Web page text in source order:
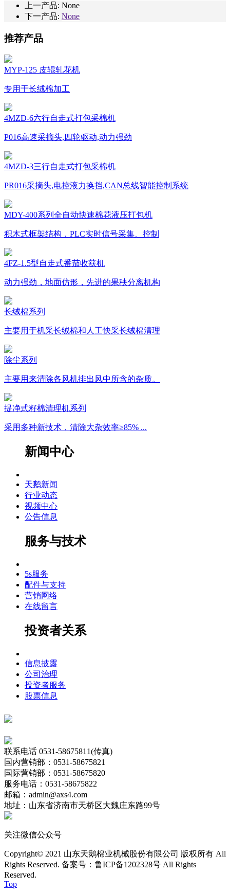
上一产品: None
下一产品: None
推荐产品
MYP-125 皮辊轧花机
专用于长绒棉加工
4MZD-6六行自走式打包采棉机
P016高速采摘头,四轮驱动,动力强劲
4MZD-3三行自走式打包采棉机
PR016采摘头,电控液力换挡,CAN总线智能控制系统
MDY-400系列全自动快速棉花液压打包机
积木式框架结构，PLC实时信号采集、控制
4FZ-1.5型自走式番茄收获机
动力强劲，地面仿形，先进的果秧分离机构
长绒棉系列
主要用于机采长绒棉和人工快采长绒棉清理
除尘系列
主要用来清除各风机排出风中所含的杂质。
提净式籽棉清理机系列
采用多种新技术，清除大杂效率≥85% ...
新闻中心
天鹅新闻
行业动态
视频中心
公告信息
服务与技术
5s服务
配件与支持
营销网络
在线留言
投资者关系
信息披露
公司治理
投资者服务
股票信息
联系电话 0531-58675811(传真)
国内营销部：0531-58675821
国际营销部：0531-58675820
服务电话：0531-58675822
邮箱：admin@axs4.com
地址：山东省济南市天桥区大魏庄东路99号
关注微信公众号
Copyright© 2021 山东天鹅棉业机械股份有限公司 版权所有 All
Rights Reserved. 备案号：鲁ICP备1202328号 All Rights
Reserved.
Top